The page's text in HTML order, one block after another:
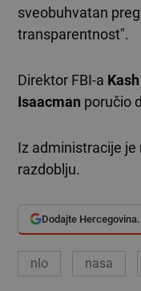
sveobuhvatan
transparentnost".
Direktor FBI-a
Isaacman poručio
Iz administracije je
razdoblju.
Dodajte
nlo nasa